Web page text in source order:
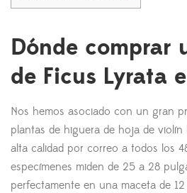
Dónde comprar
de Ficus Lyrata
Nos hemos asociado con un gran
plantas de higuera de hoja de
alta calidad por correo a todos los
especímenes miden de 25 a 28
perfectamente en una maceta de